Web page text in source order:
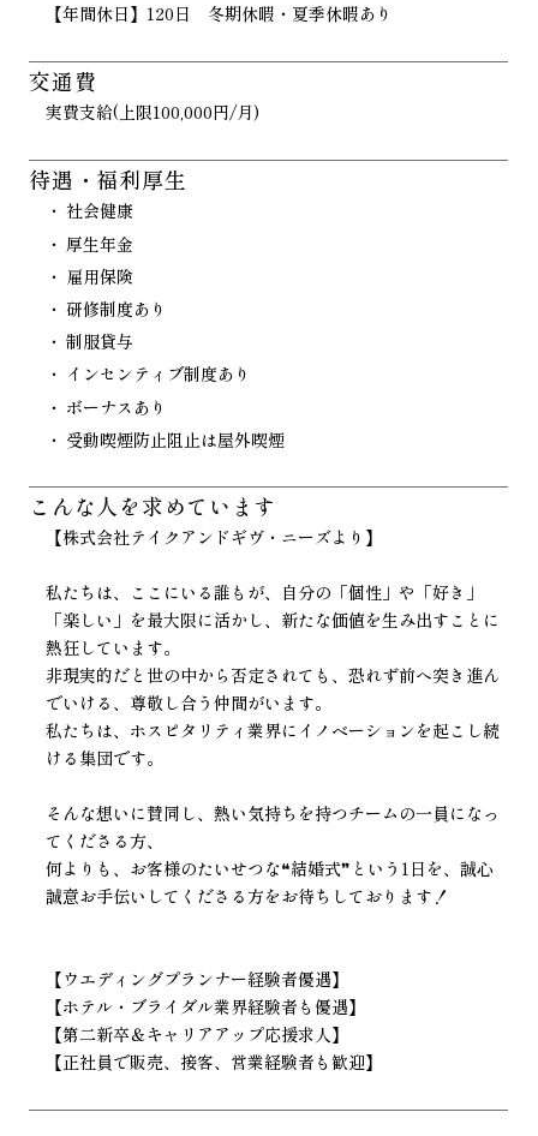
【年間休日】120日 冬期休暇・夏季休暇あり
交通費
実費支給(上限100,000円/月)
待遇・福利厚生
社会健康
厚生年金
雇用保険
研修制度あり
制服貸与
インセンティブ制度あり
ボーナスあり
受動喫煙防止阻止は屋外喫煙
こんな人を求めています
【株式会社テイクアンドギヴ・ニーズより】
私たちは、ここにいる誰もが、自分の「個性」や「好き」
「楽しい」を最大限に活かし、新たな価値を生み出すことに
熱狂しています。
非現実的だと世の中から否定されても、恐れず前へ突き進ん
でいける、尊敬し合う仲間がいます。
私たちは、ホスピタリティ業界にイノベーションを起こし続
ける集団です。
そんな想いに賛同し、熱い気持ちを持つチームの一員になっ
てくださる方、
何よりも、お客様のたいせつな❝結婚式❞という1日を、誠心
誠意お手伝いしてくださる方をお待ちしております！
【ウエディングプランナー経験者優遇】
【ホテル・ブライダル業界経験者も優遇】
【第二新卒＆キャリアアップ応援求人】
【正社員で販売、接客、営業経験者も歓迎】